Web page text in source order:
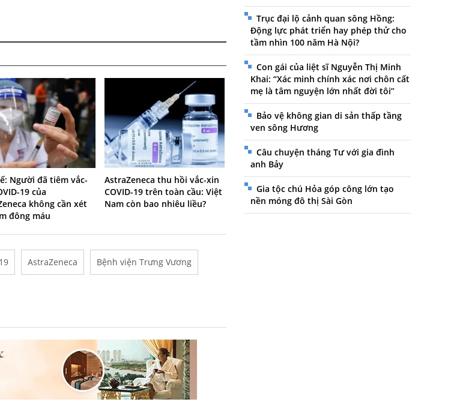
Người đã tiêm vắc-
19 của
không cần xét
đông máu
AstraZeneca thu hồi vắc-xin
COVID-19 trên toàn cầu: Việt
Nam còn bao nhiêu liều?
AstraZeneca Bệnh viện Trưng Vương
Trục đại lộ cảnh quan sông Hồng:
Động lực phát triển hay phép thử cho
tầm nhìn 100 năm Hà Nội?
Con gái của liệt sĩ Nguyễn Thị Minh
Khai: “Xác minh chính xác nơi chôn cất
mẹ là tâm nguyện lớn nhất đời tôi”
Bảo vệ không gian di sản thấp tầng
ven sông Hương
Câu chuyện tháng Tư với gia đình
anh Bảy
Gia tộc chú Hỏa góp công lớn tạo
nền móng đô thị Sài Gòn